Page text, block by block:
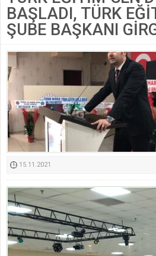
Hainler emellerine
BÖLGEMİZ
İyi Parti Yüreğir İlçe
Kimyasallardan
Başkan Güler’den
BAŞLADI, TÜRK
ŞUBE BAŞKANI
15.11.2021